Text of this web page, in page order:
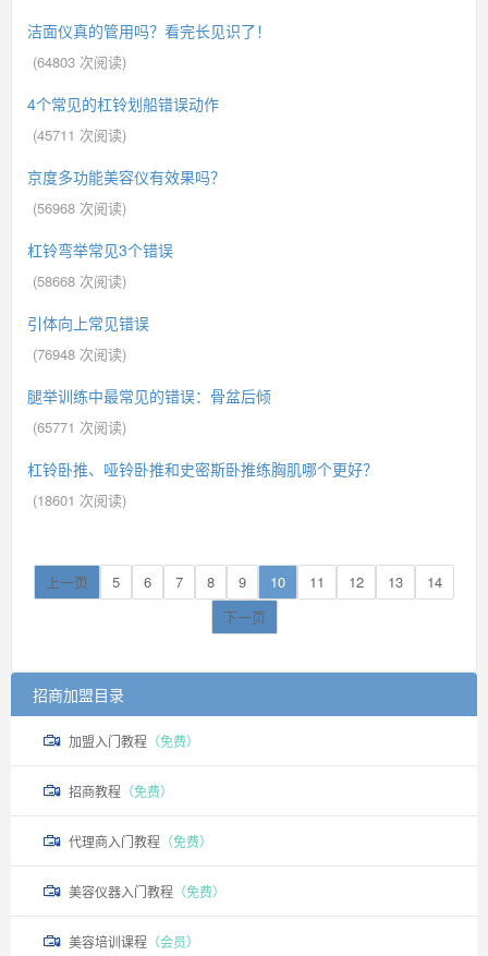
洁面仪真的管用吗？看完长见识了！
(64803 次阅读)
4个常见的杠铃划船错误动作
(45711 次阅读)
京度多功能美容仪有效果吗？
(56968 次阅读)
杠铃弯举常见3个错误
(58668 次阅读)
引体向上常见错误
(76948 次阅读)
腿举训练中最常见的错误：骨盆后倾
(65771 次阅读)
杠铃卧推、哑铃卧推和史密斯卧推练胸肌哪个更好？
(18601 次阅读)
上一页 5 6 7 8 9 10 11 12 13
14
下一页
招商加盟目录
加盟入门教程 （免费）
招商教程 （免费）
代理商入门教程 （免费）
美容仪器入门教程 （免费）
美容培训课程 （会员）